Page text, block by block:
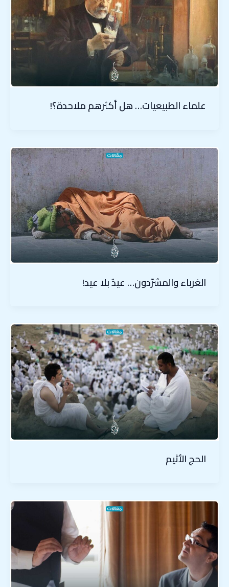
علماء الطبيعيات… هل أكثرهم ملاحدة؟!
الغرباء والمشرّدون… عيدٌ بلا عيد!
الحج الأثيم